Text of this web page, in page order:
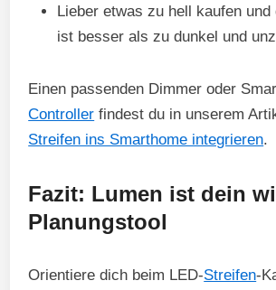
Lieber etwas zu hell kaufen und
ist besser als zu dunkel und
Einen passenden Dimmer oder
Controller findest du in unserem
Streifen ins Smarthome integrieren.
Fazit: Lumen ist dein
Planungstool
Orientiere dich beim LED-Streifen-